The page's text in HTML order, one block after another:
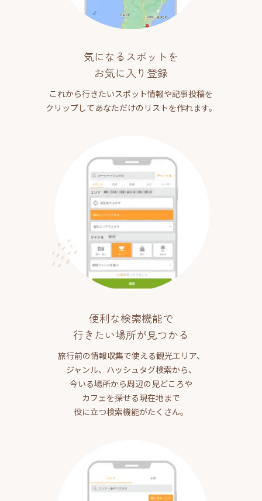
気になるスポットを
お気に入り登録
これから行きたいスポット情報や記事投稿を
クリップしてあなただけのリストを作れます。
便利な検索機能で
行きたい場所が見つかる
旅行前の情報収集で使える観光エリア、
ジャンル、ハッシュタグ検索から、
今いる場所から周辺の見どころや
カフェを探せる現在地まで
役に立つ検索機能がたくさん。